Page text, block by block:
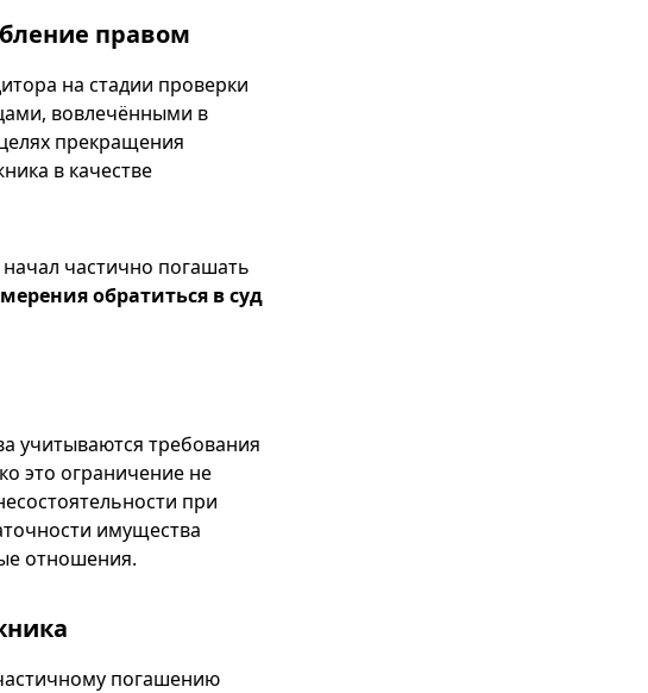
правом
на стадии проверки
вовлечёнными в
прекращения
в качестве
начал частично погашать
обратиться в суд
учитываются требования
это ограничение не
при
имущества
отношения.
погашению